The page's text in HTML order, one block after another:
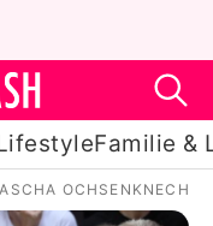
Familie &
OCHSENKNECHT